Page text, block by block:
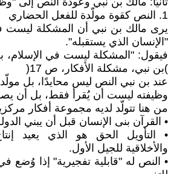
1. النص كقوة مولّدة للفعل الحضاري
يرى مالك بن نبي أن المشكلة
"الإنسان الذي يستقبله".
فيقول: "المشكلة ليست في
)بن نبي، مشكلة الأفكار، ص 17(
عند بن نبي النص ليس محايدًا، بل مولّد
وظيفته ليست أن يُقرأ فقط، بل أن
من هنا تتولّد لديه مجموعة أفكار
• القرآن بنى الإنسان قبل أن يبني
• التأويل الحق هو الذي يعيد
والأخلاقية للجيل الأول.
• النص له "قابلية تفجيرية" إذا وُضع